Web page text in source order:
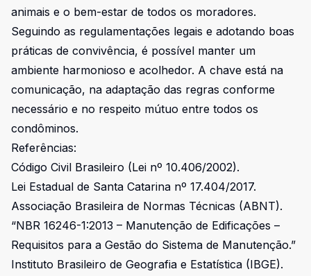
animais e o bem-estar de todos os moradores.
Seguindo as regulamentações legais e adotando boas
práticas de convivência, é possível manter um
ambiente harmonioso e acolhedor. A chave está na
comunicação, na adaptação das regras conforme
necessário e no respeito mútuo entre todos os
condôminos.
Referências:
Código Civil Brasileiro (Lei nº 10.406/2002).
Lei Estadual de Santa Catarina nº 17.404/2017.
Associação Brasileira de Normas Técnicas (ABNT).
“NBR 16246-1:2013 – Manutenção de Edificações –
Requisitos para a Gestão do Sistema de Manutenção.”
Instituto Brasileiro de Geografia e Estatística (IBGE).